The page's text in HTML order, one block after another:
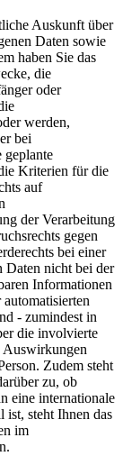
Auskunft über
Daten sowie
haben Sie das
die
oder
werden,
bei
geplante
Kriterien für die
auf
der Verarbeitung
gegen
bei einer
Daten nicht bei der
Informationen
- zumindest in
die involvierte
Auswirkungen
Zudem steht
zu, ob
eine internationale
ist, steht Ihnen das
im